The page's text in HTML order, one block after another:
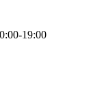
19:00